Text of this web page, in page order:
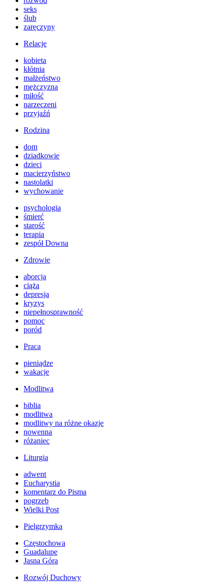
seks
ślub
zaręczyny
Relacje
kobieta
kłótnia
małżeństwo
mężczyzna
miłość
narzeczeni
przyjaźń
Rodzina
dom
dziadkowie
dzieci
macierzyństwo
nastolatki
wychowanie
psychologia
śmierć
starość
terapia
zespół Downa
Zdrowie
aborcja
ciąża
depresja
kryzys
niepełnosprawność
pomoc
poród
Praca
pieniądze
wakacje
Modlitwa
biblia
modlitwa
modlitwy na różne okazje
nowenna
różaniec
Liturgia
adwent
Eucharystia
komentarz do Pisma
pogrzeb
Wielki Post
Pielgrzymka
Częstochowa
Guadalupe
Jasna Góra
Rozwój Duchowy